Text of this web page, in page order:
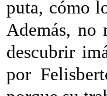
puta, cómo
Además, no
descubrir
por